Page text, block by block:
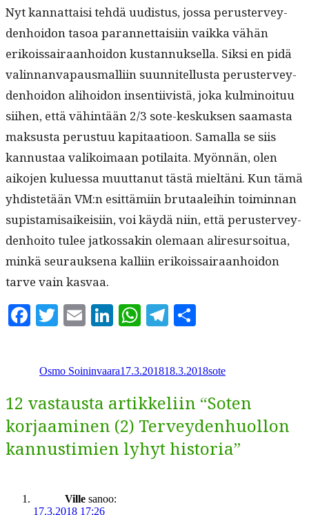
Nyt kan­nat­taisi tehdä uud­is­tus, jos­sa peruster­vey­
den­hoidon tasoa paran­net­taisi­in vaik­ka vähän
erikois­sairaan­hoidon kus­tan­nuk­sel­la. Sik­si en pidä
valin­nan­va­paus­malli­in suun­nitel­lus­ta peruster­vey­
den­hoidon ali­hoidon insen­ti­ivistä, joka kul­mi­noituu
siihen, että vähin­tään 2/3 sote-keskuk­sen saa­mas­ta
mak­sus­ta perus­tuu kap­i­taa­tioon. Samal­la se siis
kan­nus­taa valikoimaan poti­lai­ta. Myön­nän, olen
aiko­jen kulues­sa muut­tanut tästä mieltäni. Kun tämä
yhdis­tetään VM:n esit­tämi­in bru­taalei­hin toimin­nan
supis­tami­saikeisi­in, voi käy­dä niin, että peruster­vey­
den­hoito tulee jatkos­sakin ole­maan aliresur­soitua,
minkä seu­rauk­se­na kalli­in erikois­sairaan­hoidon
tarve vain kasvaa.
Facebook
TwitterEmailLinkedIn
WhatsApp
Telegram
Osmo Soininvaara17.3.201818.3.2018sote
12 vastausta artikkeliin “Soten
korjaaminen (2) Terveydenhuollon
kannustimien lyhyt historia”
Ville sanoo:
17.3.2018 17:26